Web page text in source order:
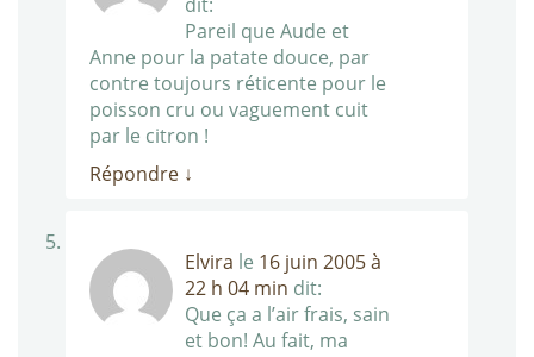
dit:
Pareil que Aude et
Anne pour la patate douce, par
contre toujours réticente pour le
poisson cru ou vaguement cuit
par le citron !
Répondre ↓
Elvira le 16 juin 2005 à
22 h 04 min dit:
Que ça a l’air frais, sain
et bon! Au fait, ma